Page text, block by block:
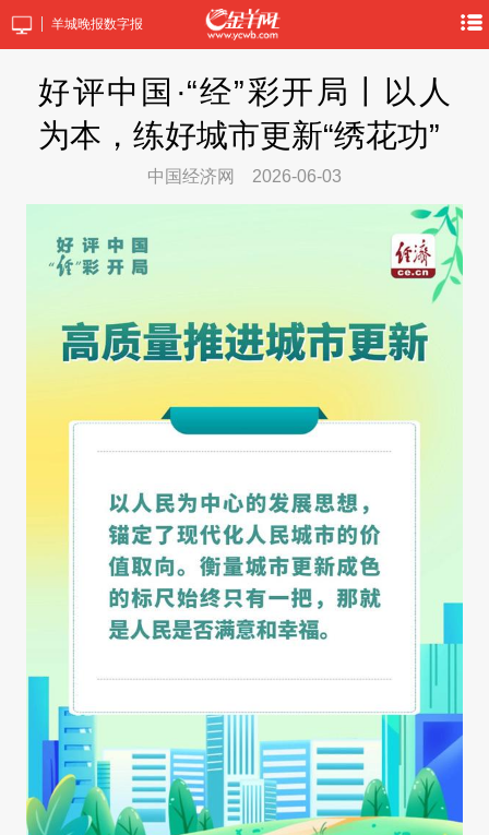
羊城晚报数字报
好评中国·“经”彩开局丨以人
为本，练好城市更新“绣花功”
中国经济网 2026-06-03